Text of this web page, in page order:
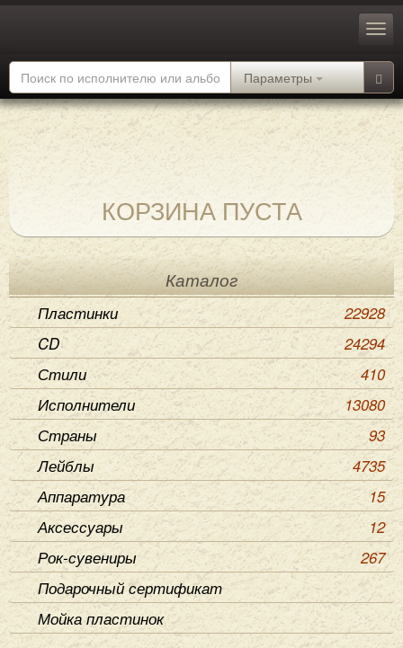
Параметры
КОРЗИНА ПУСТА
Каталог
Пластинки
22928
CD
24294
Стили
410
Исполнители
13080
Страны
93
Лейблы
4735
Аппаратура
15
Аксессуары
12
Рок-сувениры
267
Подарочный сертификат
Мойка пластинок